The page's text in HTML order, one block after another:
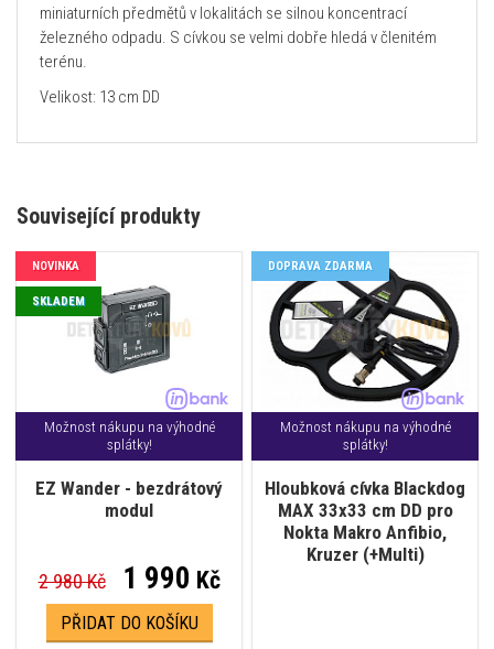
miniaturních předmětů v lokalitách se silnou koncentrací
železného odpadu. S cívkou se velmi dobře hledá v členitém
terénu.
Velikost: 13 cm DD
Související produkty
Možnost nákupu na výhodné
splátky!
EZ Wander - bezdrátový
modul
NOVINKA
SKLADEM
2 980 Kč 1 990 Kč
PŘIDAT DO KOŠÍKU
Možnost nákupu na výhodné
splátky!
Hloubková cívka Blackdog
MAX 33x33 cm DD pro
Nokta Makro Anfibio,
Kruzer (+Multi)
DOPRAVA ZDARMA